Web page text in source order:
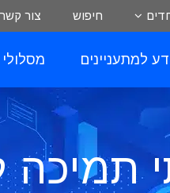
חיפוש צור קשר
למתעניינים
תמיכה